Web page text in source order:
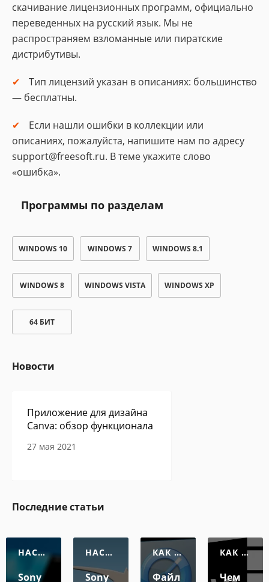
скачивание лицензионных программ, официально
переведенных на русский язык. Мы не
распространяем взломанные или пиратские
дистрибутивы.
Тип лицензий указан в описаниях: большинство
— бесплатны.
Если нашли ошибки в коллекции или
описаниях, пожалуйста, напишите нам по адресу
support@freesoft.ru. В теме укажите слово
«ошибка».
Программы по разделам
WINDOWS 10 WINDOWS 7 WINDOWS 8.1
WINDOWS 8 WINDOWS VISTA WINDOWS XP
64 БИТ
Новости
Приложение для дизайна
Canva: обзор функционала
27 мая 2021
Сам себе программист -
авторская колонка Павла
27 мая 2021
Последние статьи
НАСТР
ОЙКА
Sony
НАСТР
Sony
КАК О
ТКРЫТ
Ь ФАЙ
Файл
КАК О
Ь ФАЙ
Чем